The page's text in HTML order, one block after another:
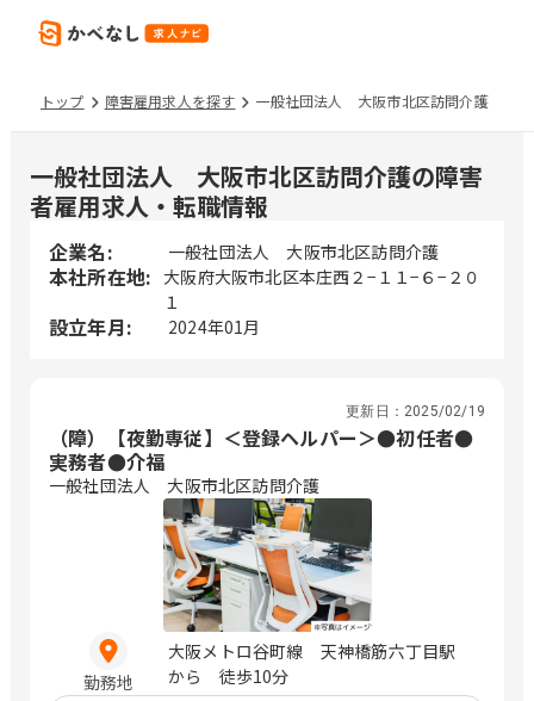
トップ 障害雇用求人を探す 一般社団法人 大阪市北区訪問介護
一般社団法人 大阪市北区訪問介護の障害
者雇用求人・転職情報
企業名: 一般社団法人 大阪市北区訪問介護
本社所在地: 大阪府大阪市北区本庄西２−１１−６−２０
１
設立年月: 2024年01月
更新日： 2025/02/19
（障）【夜勤専従】＜登録ヘルパー＞●初任者●
実務者●介福
一般社団法人 大阪市北区訪問介護
勤務地
大阪メトロ谷町線 天神橋筋六丁目駅
から 徒歩10分